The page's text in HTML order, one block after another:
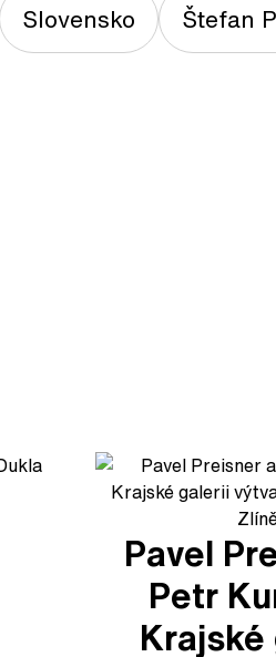
Slovensko Štefan
Pavel
Petr